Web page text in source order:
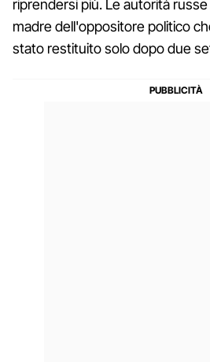
riprendersi più. Le autorità
madre dell'oppositore politico
stato restituito solo dopo due